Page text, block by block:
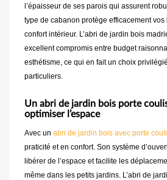
l’épaisseur de ses parois qui assurent
type de cabanon protège efficacement
confort intérieur. L’abri de jardin bois
excellent compromis entre budget
esthétisme, ce qui en fait un choix
particuliers.
Un abri de jardin bois porte
optimiser l’espace
Avec un abri de jardin bois avec porte
praticité et en confort. Son système
libérer de l’espace et facilite les
même dans les petits jardins. L’abri de